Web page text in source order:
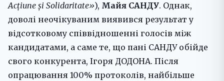
Acțiune și Solidaritate»), Майя САНДУ. Однак,
доволі неочікуваним виявився результат у
відсотковому співвідношенні голосів між
кандидатами, а саме те, що пані САНДУ обійде
свого конкурента, Ігоря ДОДОНА. Після
опрацювання 100% протоколів, найбільше